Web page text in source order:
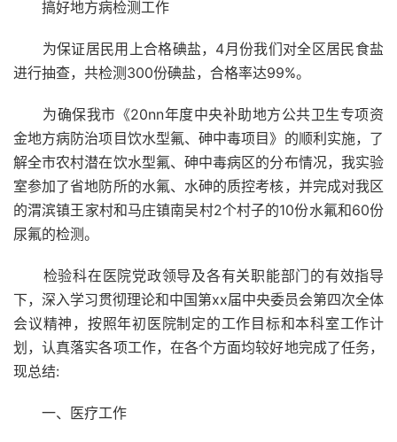
搞好地方病检测工作
为保证居民用上合格碘盐，4月份我们对全区居民食盐
进行抽查，共检测300份碘盐，合格率达99%。
为确保我市《20nn年度中央补助地方公共卫生专项资
金地方病防治项目饮水型氟、砷中毒项目》的顺利实施，了
解全市农村潜在饮水型氟、砷中毒病区的分布情况，我实验
室参加了省地防所的水氟、水砷的质控考核，并完成对我区
的渭滨镇王家村和马庄镇南吴村2个村子的10份水氟和60份
尿氟的检测。
检验科在医院党政领导及各有关职能部门的有效指导
下，深入学习贯彻理论和中国第xx届中央委员会第四次全体
会议精神，按照年初医院制定的工作目标和本科室工作计
划，认真落实各项工作，在各个方面均较好地完成了任务，
现总结:
一、医疗工作